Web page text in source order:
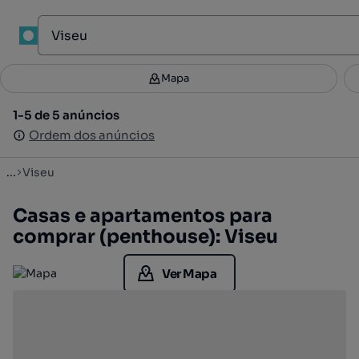
Filtros 2
1-5 de 5 anúncios
Ordem dos anúncios
Mapa
1-5 de 5 anúncios
Ordem dos anúncios
... Viseu
Casas e apartamentos para
comprar (penthouse): Viseu
Ver Mapa